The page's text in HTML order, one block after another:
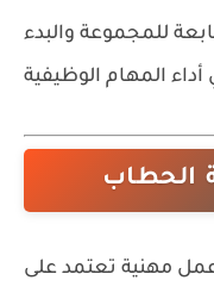
للمجموعة والبدء
الحطاب
مهنية تعتمد على